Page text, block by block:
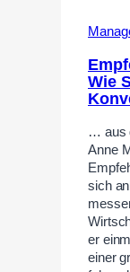
Wie
… aus
Anne
sich
er
einer